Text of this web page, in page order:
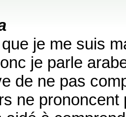
je me suis
je parle
de ne pas
ne